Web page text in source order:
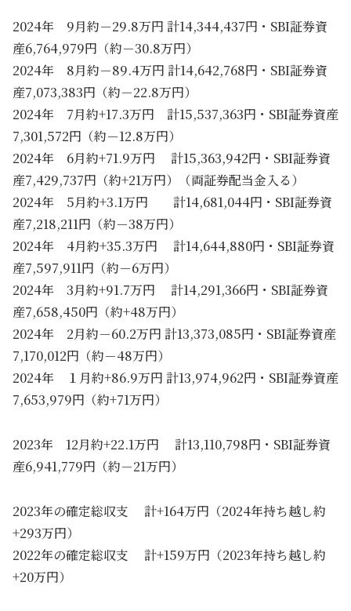
2024年 9月約－29.8万円 計14,344,437円・SBI証券資
産6,764,979円（約－30.8万円）
2024年 8月約－89.4万円 計14,642,768円・SBI証券資
産7,073,383円（約－22.8万円）
2024年 7月約+17.3万円 計15,537,363円・SBI証券資産
7,301,572円（約－12.8万円）
2024年 6月約+71.9万円 計15,363,942円・SBI証券資
産7,429,737円（約+21万円）（両証券配当金入る）
2024年 5月約+3.1万円 計14,681,044円・SBI証券資
産7,218,211円（約－38万円）
2024年 4月約+35.3万円 計14,644,880円・SBI証券資
産7,597,911円（約－6万円）
2024年 3月約+91.7万円 計14,291,366円・SBI証券資
産7,658,450円（約+48万円）
2024年 2月約－60.2万円 計13,373,085円・SBI証券資産
7,170,012円（約－48万円）
2024年 １月約+86.9万円 計13,974,962円・SBI証券資産
7,653,979円（約+71万円）
2023年 12月約+22.1万円 計13,110,798円・SBI証券資
産6,941,779円（約－21万円）
2023年の確定総収支 計+164万円（2024年持ち越し約
+293万円）
2022年の確定総収支 計+159万円（2023年持ち越し約
+20万円）